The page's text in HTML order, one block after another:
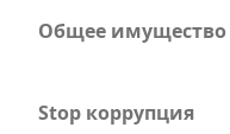
Общее имущество
Stop коррупция